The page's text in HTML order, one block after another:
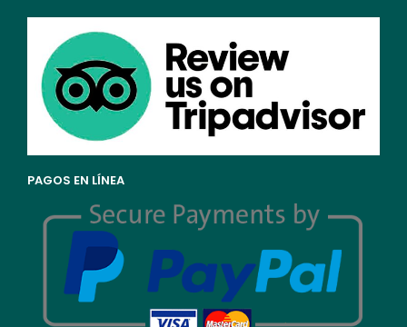
PAGOS EN LÍNEA